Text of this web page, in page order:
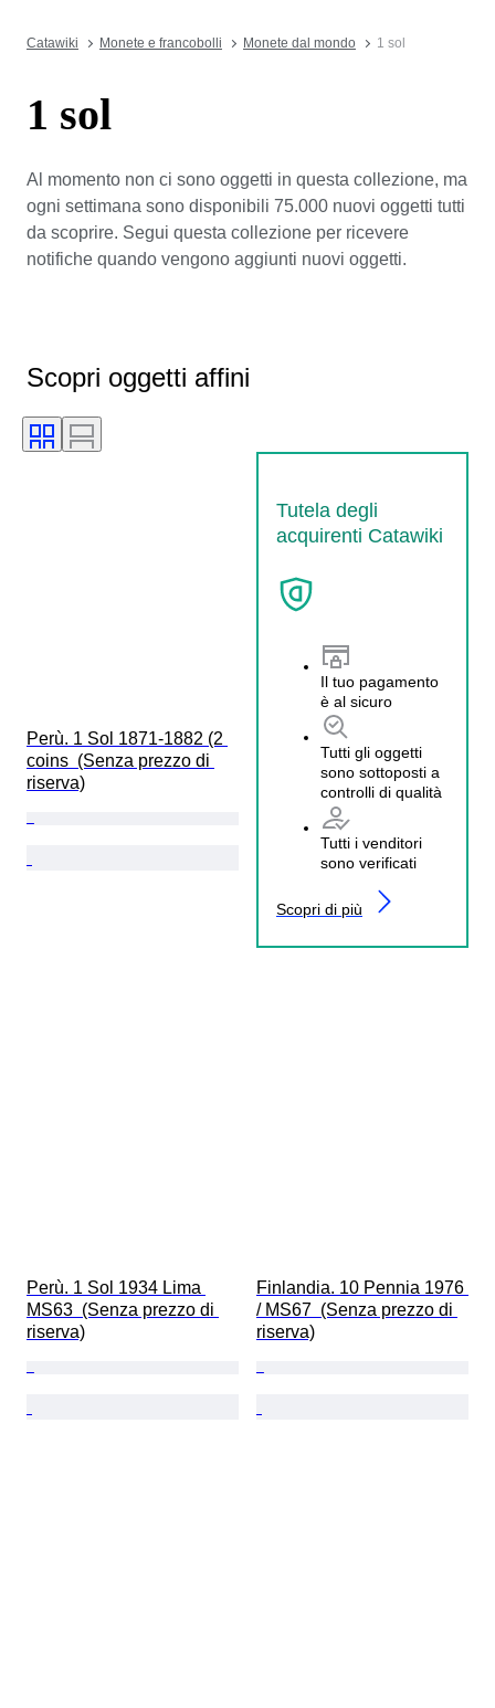
Catawiki Monete e francobolli Monete dal mondo 1 sol
1 sol
Al momento non ci sono oggetti in questa collezione, ma
ogni settimana sono disponibili 75.000 nuovi oggetti tutti
da scoprire. Segui questa collezione per ricevere
notifiche quando vengono aggiunti nuovi oggetti.
Scopri oggetti affini
Tutela degli
acquirenti Catawiki
Il tuo pagamento
è al sicuro
Tutti gli oggetti
sono sottoposti a
controlli di qualità
Tutti i venditori
sono verificati
Scopri di più
Perù. 1 Sol 1871-1882 (2
coins  (Senza prezzo di
riserva)
Perù. 1 Sol 1934 Lima
MS63  (Senza prezzo di
riserva)
Finlandia. 10 Pennia 1976
/ MS67  (Senza prezzo di
riserva)